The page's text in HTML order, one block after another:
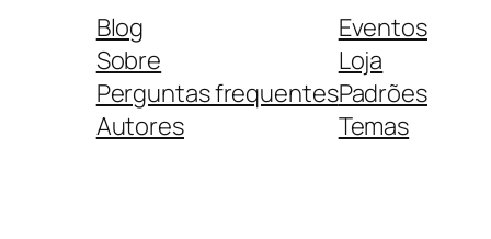
Blog
Sobre
Perguntas frequentes
Autores
Eventos
Loja
Padrões
Temas